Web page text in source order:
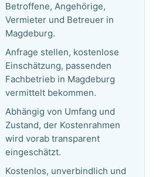
Betroffene, Angehörige,
Vermieter und Betreuer in
Magdeburg.
Anfrage stellen, kostenlose
Einschätzung, passenden
Fachbetrieb in Magdeburg
vermittelt bekommen.
Abhängig von Umfang und
Zustand, der Kostenrahmen
wird vorab transparent
eingeschätzt.
Kostenlos, unverbindlich und